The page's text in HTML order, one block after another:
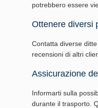
potrebbero essere
Ottenere diversi
Contatta diverse
recensioni di altri
Assicurazione
Informarti sulla
durante il trasporto.